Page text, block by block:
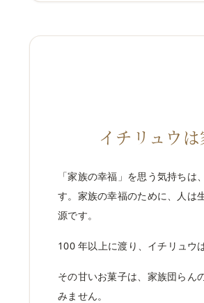
イチリュウ
「家族の幸福」を思う気持ち
す。家族の幸福のために、人は
源です。
100 年以上に渡り、イチリュウ
その甘いお菓子は、家族団らん
みません。